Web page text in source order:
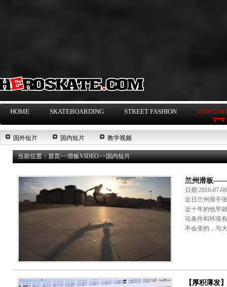
HOME SKATEBOARDING STREET FASHION VIDEO
国外短片 国内短片 教学视频
当前位置：首页>>滑板VIDEO>>国内短片
兰州滑板——
日期:2016-
近日兰州滑手
近十年的他早
论条件和环境
不会变的，与
【厚积薄发